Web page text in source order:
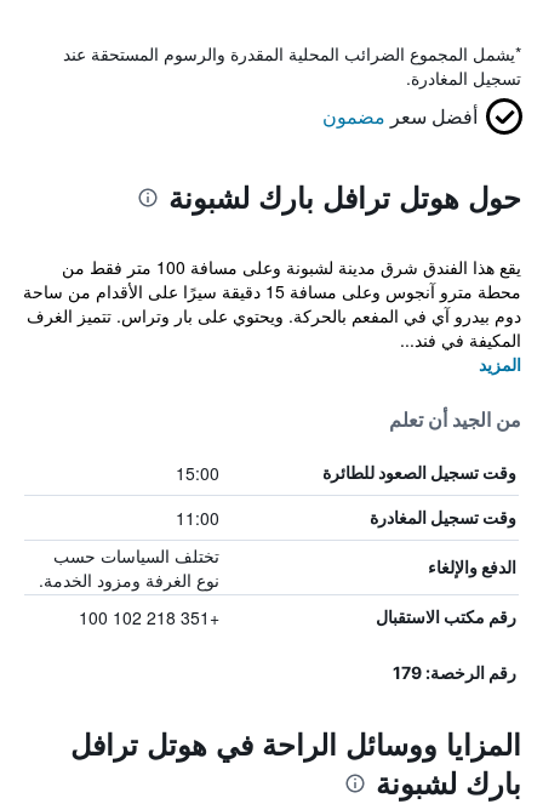
*يشمل المجموع الضرائب المحلية المقدرة والرسوم المستحقة عند
تسجيل المغادرة.
أفضل سعر مضمون
حول هوتل ترافل بارك لشبونة
يقع هذا الفندق شرق مدينة لشبونة وعلى مسافة 100 متر فقط من
محطة مترو آنجوس وعلى مسافة 15 دقيقة سيرًا على الأقدام من ساحة
دوم بيدرو آي في المفعم بالحركة. ويحتوي على بار وتراس. تتميز الغرف
المكيفة في فند...
المزيد
من الجيد أن تعلم
وقت تسجيل الصعود للطائرة 15:00
وقت تسجيل المغادرة 11:00
الدفع والإلغاء
تختلف السياسات حسب
نوع الغرفة ومزود الخدمة.
رقم مكتب الاستقبال +351 218 102 100
رقم الرخصة: 179
المزايا ووسائل الراحة في هوتل ترافل
بارك لشبونة